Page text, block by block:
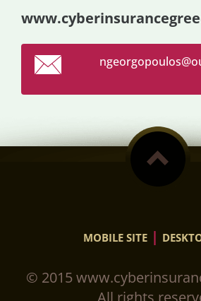
ngeorgop
MOBILE SITE |
© 2015
All rights